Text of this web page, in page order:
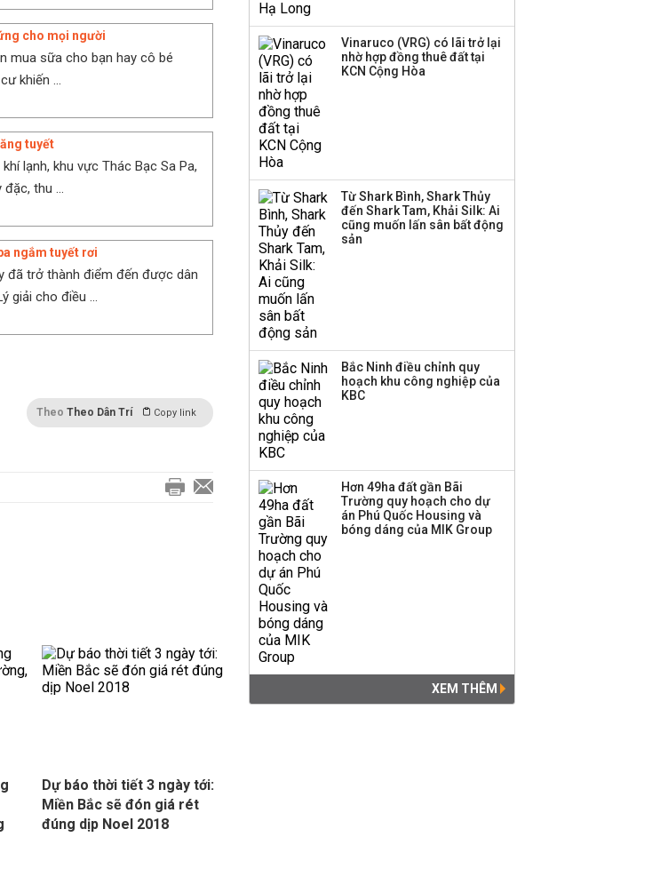
cho mọi người
mua sữa cho bạn hay cô bé
khiến ...
tuyết
lạnh, khu vực Thác Bạc Sa Pa,
thu ...
ngắm tuyết rơi
đã trở thành điểm đến được dân
giải cho điều ...
Theo Theo Dân Trí Copy link
Dự báo thời tiết 3 ngày tới:
Miền Bắc sẽ đón giá rét
đúng dịp Noel 2018
hàng
Dự án Sheraton Phú
Huấn Hoa Hồng bỗng
dưng ‘biến mất’, một
công ty khác đã giải thể
Vinaruco (VRG) có lãi trở lại
nhờ hợp đồng thuê đất tại
KCN Cộng Hòa
Từ Shark Bình, Shark Thủy
đến Shark Tam, Khải Silk: Ai
cũng muốn lấn sân bất động
sản
Bắc Ninh điều chỉnh quy
hoạch khu công nghiệp của
KBC
Hơn 49ha đất gần Bãi
Trường quy hoạch cho dự
án Phú Quốc Housing và
bóng dáng của MIK Group
XEM THÊM